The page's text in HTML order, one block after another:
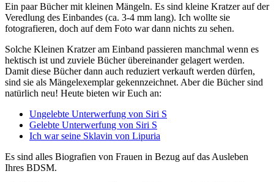
Ein paar Bücher mit kleinen Mängeln. Es sind kleine Kratzer auf der
Veredlung des Einbandes (ca. 3-4 mm lang). Ich wollte sie
fotografieren, doch auf dem Foto war dann nichts zu sehen.
Solche Kleinen Kratzer am Einband passieren manchmal wenn es
hektisch ist und zuviele Bücher übereinander gelagert werden.
Damit diese Bücher dann auch reduziert verkauft werden dürfen,
sind sie als Mängelexemplar gekennzeichnet. Aber die Bücher sind
natürlich neu! Heute bieten wir Euch an:
Ungelebte Unterwerfung von Siri S
Gelebte Unterwerfung von Siri S
Ich war seine Sklavin von Lipuria
Es sind alles Biografien von Frauen in Bezug auf das Ausleben
Ihres BDSM.